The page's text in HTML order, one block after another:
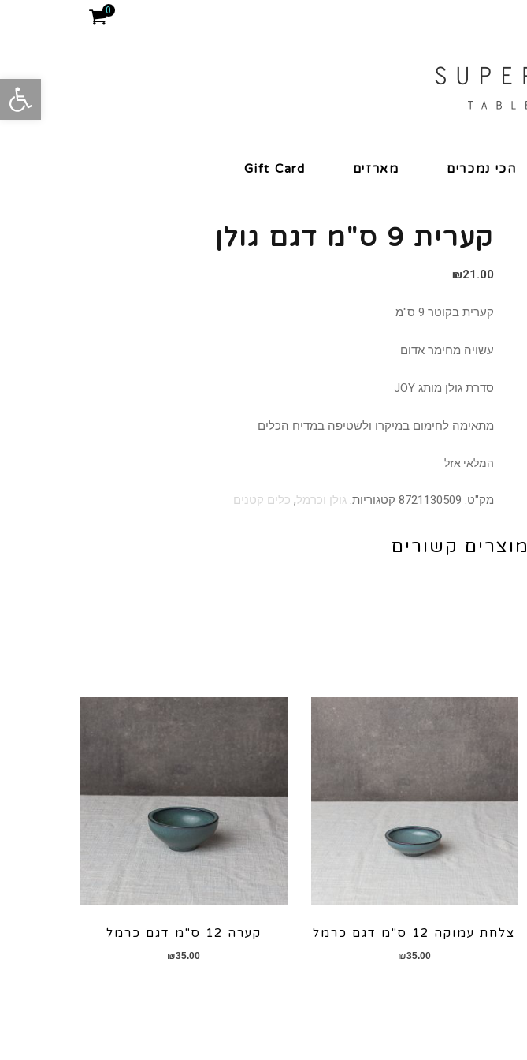
פתח
0
הכי נמכרים מארזים Gift Card
קערית 9 ס"מ דגם גולן
₪21.00
קערית בקוטר 9 ס"מ
עשויה מחימר אדום
סדרת גולן מותג JOY
מתאימה לחימום במיקרו ולשטיפה במדיח הכלים
המלאי אזל
מק"ט: 8721130509 קטגוריות: גולן וכרמל, כלים קטנים
מוצרים קשורים
צלחת עמוקה 12 ס"מ דגם כרמל
₪35.00
קערה 12 ס"מ דגם כרמל
₪35.00